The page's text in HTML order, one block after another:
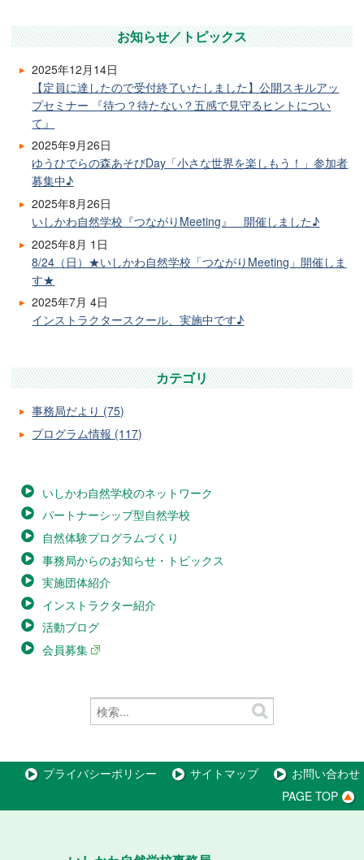
お知らせ／トピックス
2025年12月14日
【定員に達したので受付終了いたしました】公開スキルアッ
プセミナー 『待つ？待たない？五感で見守るヒントについ
て』
2025年9月26日
ゆうひでらの森あそびDay「小さな世界を楽しもう！」参加者
募集中♪
2025年8月26日
いしかわ自然学校『つながりMeeting』 開催しました♪
2025年8月 1日
8/24（日）★いしかわ自然学校「つながりMeeting」開催しま
す★
2025年7月 4日
インストラクタースクール、実施中です♪
カテゴリ
事務局だより (75)
プログラム情報 (117)
いしかわ自然学校のネットワーク
パートナーシップ型自然学校
自然体験プログラムづくり
事務局からのお知らせ・トピックス
実施団体紹介
インストラクター紹介
活動ブログ
会員募集
プライバシーポリシー サイトマップ
お問い合わせ
PAGE TOP